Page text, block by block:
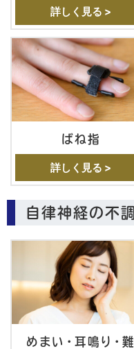
詳しく見る >
ばね指
詳しく見る >
自律神経の不調
めまい・耳鳴り・難